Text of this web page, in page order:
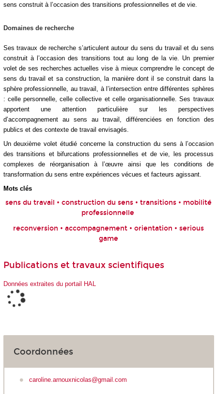
sens construit à l’occasion des transitions professionnelles et de vie.
Domaines de recherche
Ses travaux de recherche s’articulent autour du sens du travail et du sens
construit à l’occasion des transitions tout au long de la vie. Un premier
volet de ses recherches actuelles vise à mieux comprendre le concept de
sens du travail et sa construction, la manière dont il se construit dans la
sphère professionnelle, au travail, à l’intersection entre différentes sphères
: celle personnelle, celle collective et celle organisationnelle. Ses travaux
apportent une attention particulière sur les perspectives
d’accompagnement au sens au travail, différenciées en fonction des
publics et des contexte de travail envisagés.
Un deuxième volet étudié concerne la construction du sens à l’occasion
des transitions et bifurcations professionnelles et de vie, les processus
complexes de réorganisation à l’œuvre ainsi que les conditions de
transformation du sens entre expériences vécues et facteurs agissant.
Mots clés
sens du travail • construction du sens • transitions • mobilité
professionnelle
reconversion • accompagnement • orientation • serious
game
Publications et travaux scientifiques
Données extraites du portail HAL
Coordonnées
caroline.arnouxnicolas@gmail.com